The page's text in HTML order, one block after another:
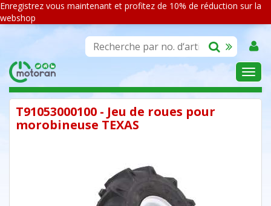
Enregistrez vous maintenant et profitez de 10% de réduction sur la
webshop
ASSORTIMENT
T91053000100 - Jeu de roues pour
morobineuse TEXAS